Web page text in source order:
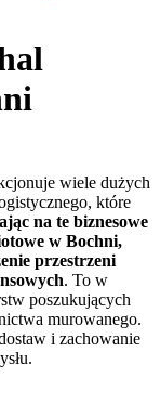
wiele dużych
które
na te biznesowe
w Bochni,
przestrzeni
. To w
poszukujących
murowanego.
i zachowanie